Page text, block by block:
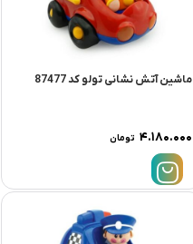
ماشین آتش نشانی تولو کد 87477
۴.۱۸۰.۰۰۰ تومان